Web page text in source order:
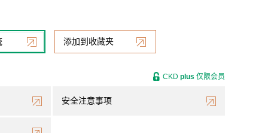
添加到收藏夹
安全注意事项
CKD plus 仅限会员